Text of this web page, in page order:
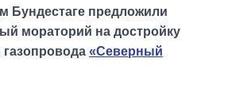
Бундестаге предложили
мораторий на достройку
газопровода «Северный